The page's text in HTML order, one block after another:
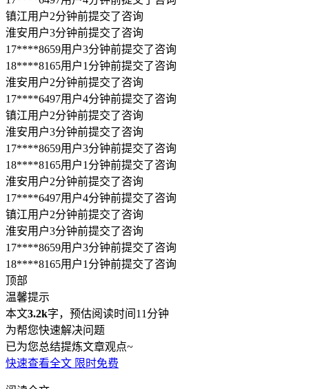
18****8165用户1分钟前提交了咨询
淮安用户2分钟前提交了咨询
17****6497用户4分钟前提交了咨询
镇江用户2分钟前提交了咨询
淮安用户3分钟前提交了咨询
17****8659用户3分钟前提交了咨询
18****8165用户1分钟前提交了咨询
顶部
温馨提示
本文 3.2k 字，预估阅读时间11分钟
为帮您快速解决问题
已为您总结提炼文章观点~
快速查看全文 限时免费
阅读全文
请确认咨询信息
温馨提示：若脱离平台进行转账或付费将不受平台保障
电话咨询